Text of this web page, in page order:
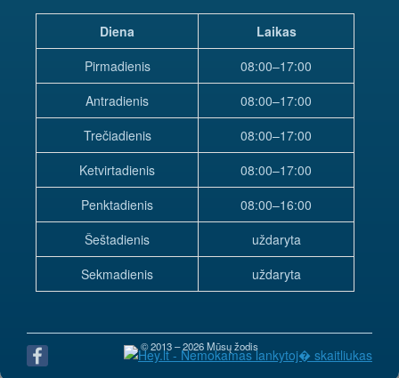
Diena
Laikas
Pirmadienis
08:00–17:00
Antradienis
08:00–17:00
Trečiadienis
08:00–17:00
Ketvirtadienis
08:00–17:00
Penktadienis
08:00–16:00
Šeštadienis
uždaryta
Sekmadienis
uždaryta
© 2013 – 2026 Mūsų žodis